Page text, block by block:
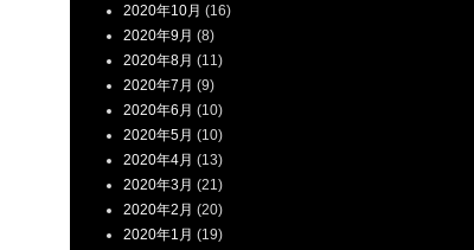
2020年10月 (16)
2020年9月 (8)
2020年8月 (11)
2020年7月 (9)
2020年6月 (10)
2020年5月 (10)
2020年4月 (13)
2020年3月 (21)
2020年2月 (20)
2020年1月 (19)